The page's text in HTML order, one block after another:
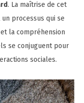
. La maîtrise de cet
processus qui se
la compréhension
se conjuguent pour
sociales.